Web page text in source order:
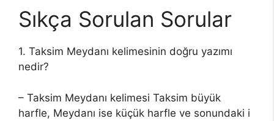
Sıkça Sorulan Sorular
1. Taksim Meydanı kelimesinin doğru yazımı
nedir?
– Taksim Meydanı kelimesi Taksim büyük
harfle, Meydanı ise küçük harfle ve sonundaki i